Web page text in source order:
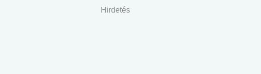
Hirdetés